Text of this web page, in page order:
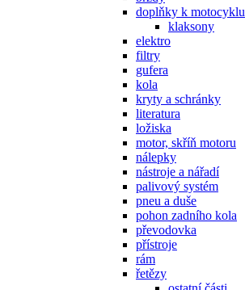
doplňky k motocyklu
klaksony
elektro
filtry
gufera
kola
kryty a schránky
literatura
ložiska
motor, skříň motoru
nálepky
nástroje a nářadí
palivový systém
pneu a duše
pohon zadního kola
převodovka
přístroje
rám
řetězy